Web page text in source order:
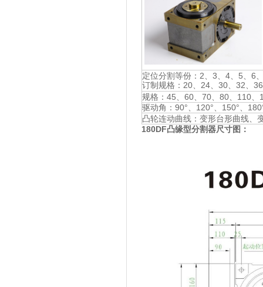
定位分割等份：2、3、4、5、6
订制规格：20、24、30、32、
规格：45、60、70、80、110、
驱动角：90°、120°、150°、
凸轮连动曲线：变形台形曲线、
180DF凸缘型分割器尺寸图：